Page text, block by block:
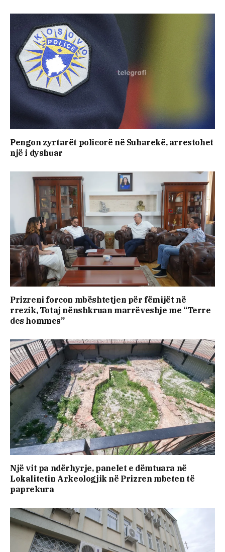
Pengon zyrtarët policorë në Suharekë, arrestohet
një i dyshuar
Prizreni forcon mbështetjen për fëmijët në
rrezik, Totaj nënshkruan marrëveshje me “Terre
des hommes”
Një vit pa ndërhyrje, panelet e dëmtuara në
Lokalitetin Arkeologjik në Prizren mbeten të
paprekura